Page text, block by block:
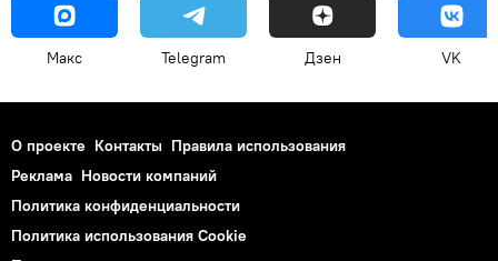
Макс Telegram Дзен VK
О проекте Контакты Правила использования
Реклама Новости компаний
Политика конфиденциальности
Политика использования Cookie